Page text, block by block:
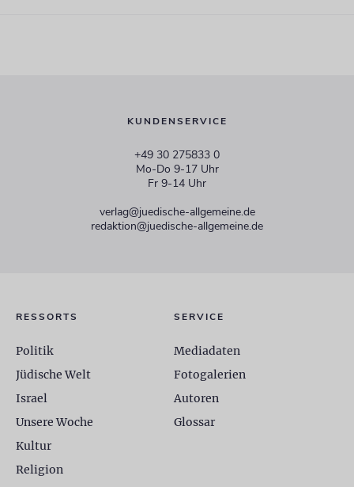
KUNDENSERVICE
+49 30 275833 0
Mo-Do 9-17 Uhr
Fr 9-14 Uhr
verlag@juedische-allgemeine.de
redaktion@juedische-allgemeine.de
RESSORTS
Politik
Jüdische Welt
Israel
Unsere Woche
Kultur
Religion
SERVICE
Mediadaten
Fotogalerien
Autoren
Glossar